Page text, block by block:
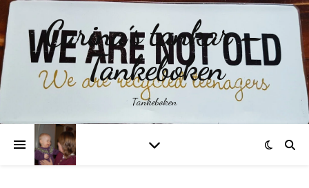
Carina´s tankar –
Tankeboken
Tankeboken